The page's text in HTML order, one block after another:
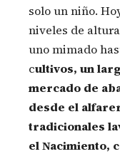
solo un niño.
niveles de
uno mimado
cultivos, un
mercado de
desde el
tradicionales
el Nacimiento,